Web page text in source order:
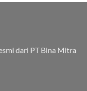
dari PT Bina Mitra